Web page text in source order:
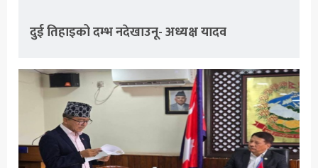
दुई तिहाइको दम्भ नदेखाउनू- अध्यक्ष यादव